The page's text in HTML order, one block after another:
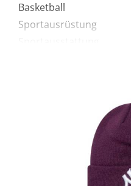
Basketball
Sportausrüstung